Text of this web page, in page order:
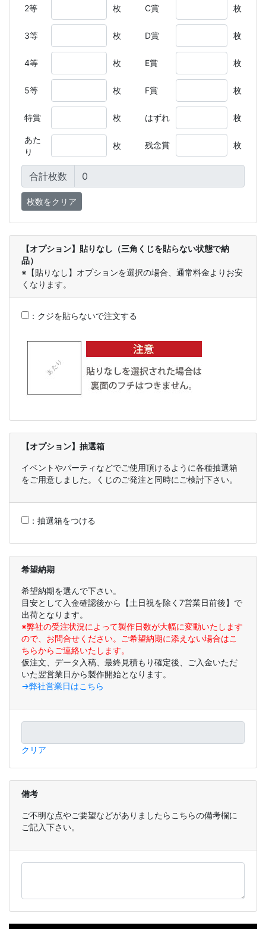
2等 枚
3等 枚
4等 枚
5等 枚
特賞 枚
あた
り
枚
C賞 枚
D賞 枚
E賞 枚
F賞 枚
はずれ 枚
残念賞 枚
合計枚数
【オプション】貼りなし（三角くじを貼らない状態で納
品）
※【貼りなし】オプションを選択の場合、通常料金よりお安
くなります。
： クジを貼らないで注文する
【オプション】抽選箱
イベントやパーティなどでご使用頂けるように各種抽選箱
をご用意しました。くじのご発注と同時にご検討下さい。
： 抽選箱をつける
希望納期
希望納期を選んで下さい。
目安として入金確認後から【土日祝を除く7営業日前後】で
出荷となります。
※弊社の受注状況によって製作日数が大幅に変動いたします
ので、お問合せください。ご希望納期に添えない場合はこ
ちらからご連絡いたします。
仮注文、データ入稿、最終見積もり確定後、ご入金いただ
いた翌営業日から製作開始となります。
→弊社営業日はこちら
クリア
備考
ご不明な点やご要望などがありましたらこちらの備考欄に
ご記入下さい。